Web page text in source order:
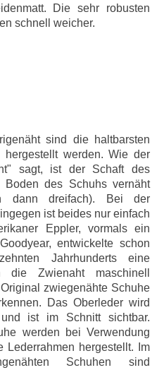
Die sehr robusten
schnell weicher.
sind die haltbarsten
werden. Wie der
sagt, ist der Schaft des
des Schuhs vernäht
dann dreifach). Bei der
ist beides nur einfach
Eppler, vormals ein
entwickelte schon
Jahrhunderts eine
Zwienaht maschinell
zwiegenähte Schuhe
Das Oberleder wird
ist im Schnitt sichtbar.
werden bei Verwendung
Lederrahmen hergestellt. Im
Schuhen sind